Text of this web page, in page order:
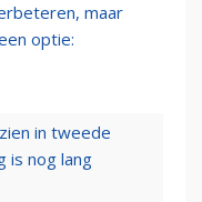
maar
optie:
in tweede
is nog lang